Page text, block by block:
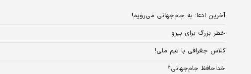
آخرین ادعا؛ به جام‎‌جهانی می‌رویم!
خطر بزرگ برای بیرو
کلاس جغرافی با تیم ملی!
خداحافظ جام‌جهانی؟